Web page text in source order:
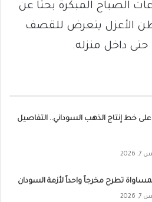
الصباح المبكرة بحثًا عن
الأعزل يتعرض للقصف
حتى داخل منزله.
على خط إنتاج الذهب السوداني.. التفاصيل
تطرح مخرجاً واحداً لأزمة السودان